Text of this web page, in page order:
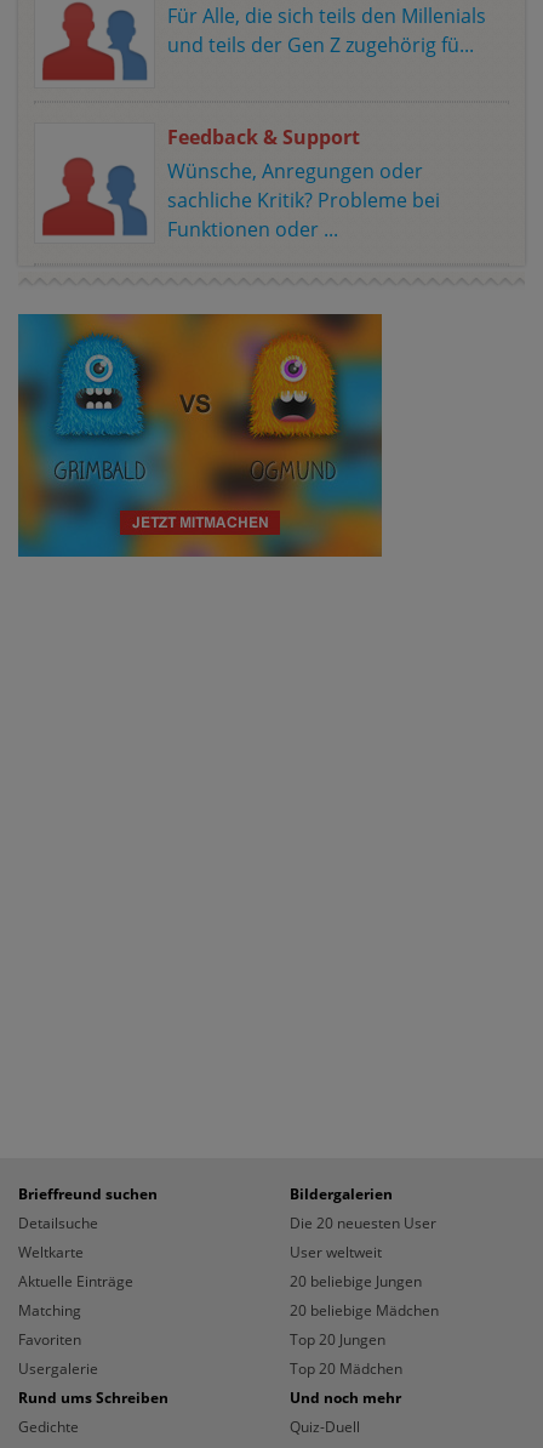
Für Alle, die sich teils den Millenials
und teils der Gen Z zugehörig fü...
Feedback & Support
Wünsche, Anregungen oder
sachliche Kritik? Probleme bei
Funktionen oder ...
Brieffreund suchen
Detailsuche
Weltkarte
Aktuelle Einträge
Matching
Favoriten
Usergalerie
Bildergalerien
Die 20 neuesten User
User weltweit
20 beliebige Jungen
20 beliebige Mädchen
Top 20 Jungen
Top 20 Mädchen
Rund ums Schreiben
Gedichte
Und noch mehr
Quiz-Duell